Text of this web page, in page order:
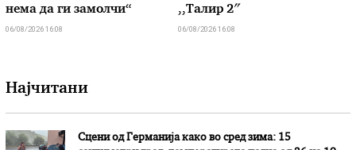
нема да ги замолчи“
06/08/2026 16:08
,,Талир 2″
06/08/2026 16:08
Најчитани
Сцени од Германија како во сред зима: 15